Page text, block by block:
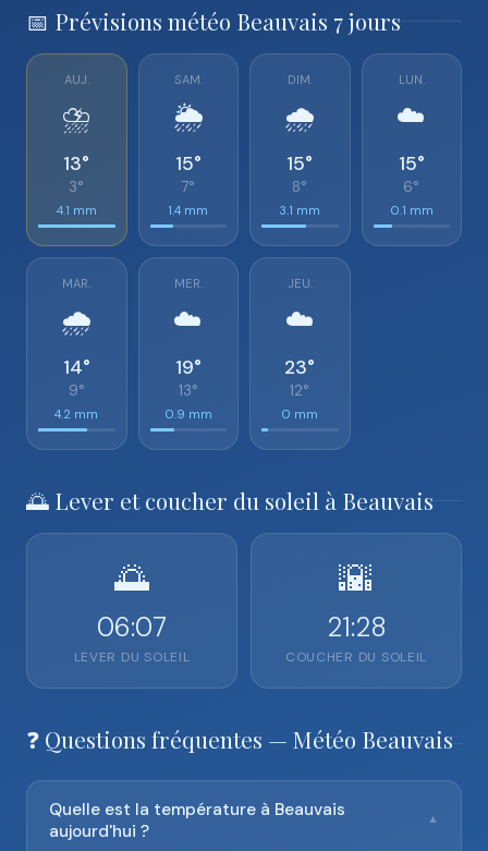
📅 Prévisions météo Beauvais 7 jours
AUJ.
⛈️
13°
3°
4.1 mm
SAM.
🌦️
15°
7°
1.4 mm
DIM.
🌧️
15°
8°
3.1 mm
LUN.
☁️
15°
6°
0.1 mm
MAR.
🌧️
14°
9°
4.2 mm
MER.
☁️
19°
13°
0.9 mm
JEU.
☁️
23°
12°
0 mm
🌅 Lever et coucher du soleil à Beauvais
🌅
06:07
LEVER DU SOLEIL
🌇
21:28
COUCHER DU SOLEIL
❓ Questions fréquentes — Météo Beauvais
Quelle est la température à Beauvais
aujourd'hui ?
▼